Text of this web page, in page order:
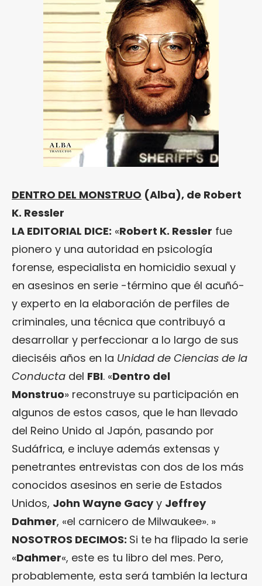
DENTRO DEL MONSTRUO (Alba), de Robert
K. Ressler
LA EDITORIAL DICE: «Robert K. Ressler fue
pionero y una autoridad en psicología
forense, especialista en homicidio sexual y
en asesinos en serie -término que él acuñó-
y experto en la elaboración de perfiles de
criminales, una técnica que contribuyó a
desarrollar y perfeccionar a lo largo de sus
dieciséis años en la Unidad de Ciencias de la
Conducta del FBI. «Dentro del
Monstruo» reconstruye su participación en
algunos de estos casos, que le han llevado
del Reino Unido al Japón, pasando por
Sudáfrica, e incluye además extensas y
penetrantes entrevistas con dos de los más
conocidos asesinos en serie de Estados
Unidos, John Wayne Gacyy Jeffrey
Dahmer, «el carnicero de Milwaukee». »
NOSOTROS DECIMOS: Si te ha flipado la serie
«Dahmer«, este es tu libro del mes. Pero,
probablemente, esta será también la lectura